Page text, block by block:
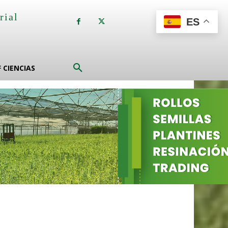
CIENCIAS
ES